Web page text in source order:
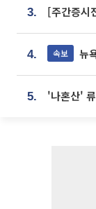
3.
4. 속보 뉴
5.